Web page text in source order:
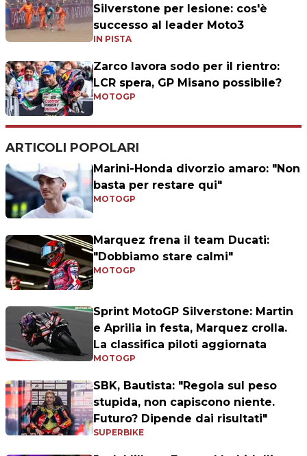
Silverstone per lesione: cos'è
successo al leader Moto3
IN PISTA
Zarco lavora sodo per il rientro:
LCR spera, GP Misano possibile?
MOTOGP
ARTICOLI POPOLARI
Marini-Honda divorzio amaro: "Non
basta per restare qui"
MOTOGP
Marquez frena il team Ducati:
"Dobbiamo stare calmi"
MOTOGP
Sprint MotoGP Silverstone: Martin
e Aprilia in festa, Marquez crolla.
La classifica piloti aggiornata
MOTOGP
SBK, Bautista: "Regola sul peso
stupida, non capiscono niente.
Futuro? Dipende dai risultati"
SUPERBIKE